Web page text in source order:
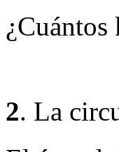
¿Cuántos
2. La